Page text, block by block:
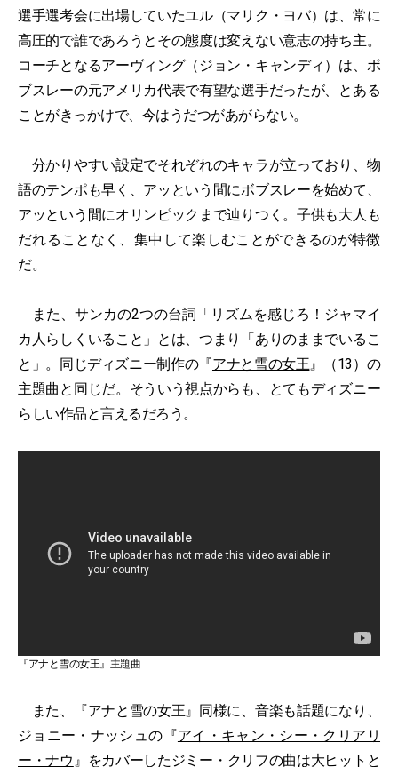
選手選考会に出場していたユル（マリク・ヨバ）は、常に
高圧的で誰であろうとその態度は変えない意志の持ち主。
コーチとなるアーヴィング（ジョン・キャンディ）は、ボ
ブスレーの元アメリカ代表で有望な選手だったが、とある
ことがきっかけで、今はうだつがあがらない。
分かりやすい設定でそれぞれのキャラが立っており、物
語のテンポも早く、アッという間にボブスレーを始めて、
アッという間にオリンピックまで辿りつく。子供も大人も
だれることなく、集中して楽しむことができるのが特徴
だ。
また、サンカの2つの台詞「リズムを感じろ！ジャマイ
カ人らしくいること」とは、つまり「ありのままでいるこ
と」。同じディズニー制作の『アナと雪の女王 』（13）の
主題曲と同じだ。そういう視点からも、とてもディズニー
らしい作品と言えるだろう。
『アナと雪の女王』主題曲
また、『アナと雪の女王』同様に、音楽も話題になり、
ジョニー・ナッシュの『アイ・キャン・シー・クリアリ
ー・ナウ 』をカバーしたジミー・クリフの曲は大ヒットと